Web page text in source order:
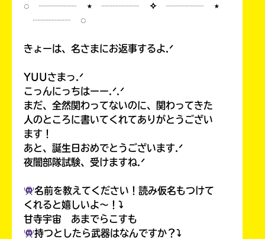
◌ ┈┈┈┈ ⋆ ┈┈┈┈ ✧ ┈┈┈┈ ⋆
┈┈┈┈ ◌
きょーは、名さまにお返事するよ.ᐟ
YUUさまっ.ᐟ
こっんにっちはーー.ᐟ.ᐟ
まだ、全然関わってないのに、関わってきた
人のところに書いてくれてありがとうござい
ます！
あと、誕生日おめでとうございます.ᐟ
夜闇部隊試験、受けますね.ᐟ
名前を教えてください！読み仮名もつけて
くれると嬉しいよ〜！⤵︎
甘寺宇宙 あまでらこすも
持つとしたら武器はなんですか？⤵︎